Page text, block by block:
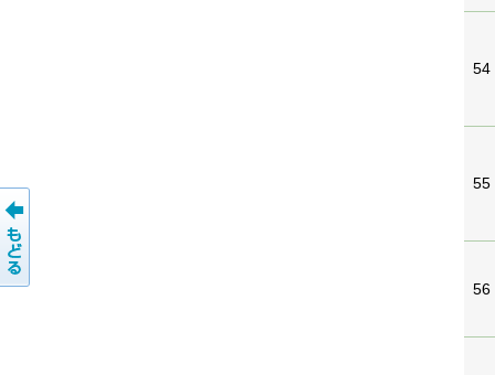
54
55
56